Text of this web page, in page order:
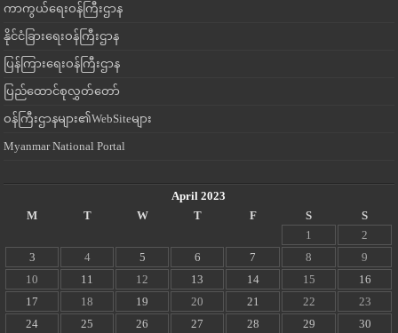
ကာကွယ်ရေးဝန်ကြီးဌာန
နိုင်ငံခြားရေးဝန်ကြီးဌာန
ပြန်ကြားရေးဝန်ကြီးဌာန
ပြည်ထောင်စုလွှတ်တော်
ဝန်ကြီးဌာနများ၏WebSiteများ
Myanmar National Portal
April 2023
M
T W T F S
S
1
2
3
4 5 6 7 8
9
10
11 12 13 14 15
16
17
18 19 20 21 22
23
24
25 26 27 28 29 30